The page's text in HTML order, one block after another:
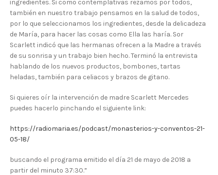
ingredientes. Si como contemplativas rezamos por todos,
también en nuestro trabajo pensamos en la salud de todos,
por lo que seleccionamos los ingredientes, desde la delicadeza
de María, para hacer las cosas como Ella las haría. Sor
Scarlett indicó que las hermanas ofrecen a la Madre a través
de su sonrisa y un trabajo bien hecho. Terminó la entrevista
hablando de los nuevos productos, bombones, tartas
heladas, también para celiacos y brazos de gitano.
Si quieres oír la intervención de madre Scarlett Mercedes
puedes hacerlo pinchando el siguiente link:
https://radiomaria.es/podcast/monasterios-y-conventos-21-
05-18/
buscando el programa emitido el día 21 de mayo de 2018 a
partir del minuto 37:30.”